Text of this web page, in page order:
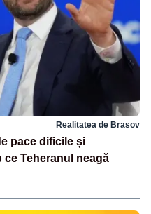
Realitatea de Brasov
pace dificile și
Teheranul neagă